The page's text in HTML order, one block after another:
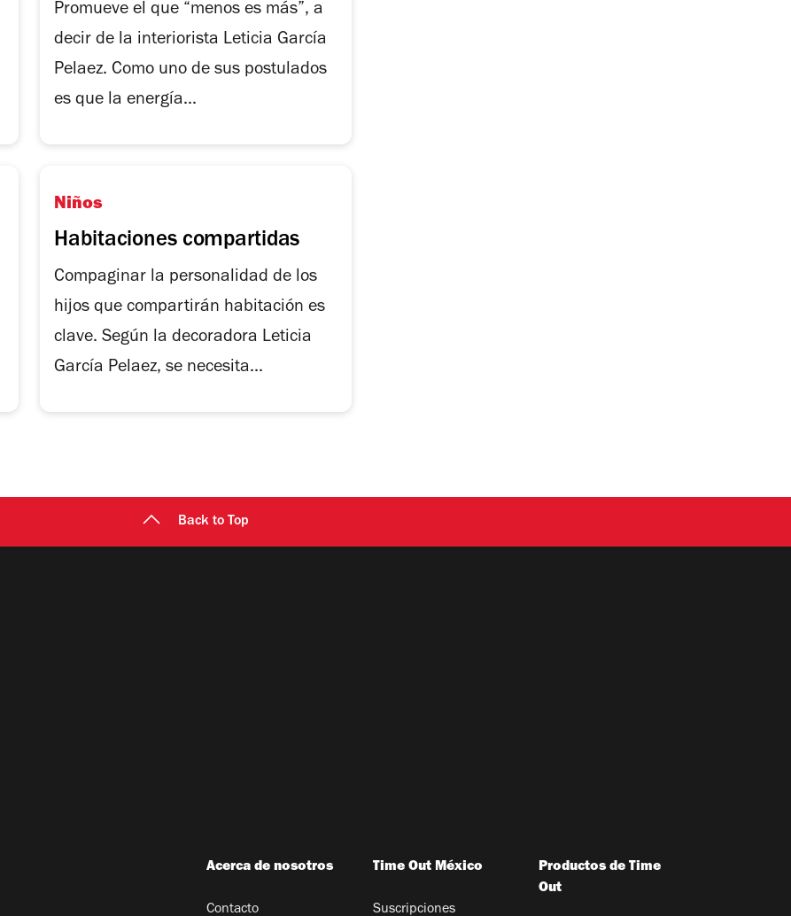
Promueve el que “menos es más”, a
decir de la interiorista Leticia García
Pelaez. Como uno de sus postulados
es que la energía...
Niños
Habitaciones compartidas
Compaginar la personalidad de los
hijos que compartirán habitación es
clave. Según la decoradora Leticia
García Pelaez, se necesita...
Back to Top
Acerca de nosotros
Contacto
Time Out México
Suscripciones
Productos de Time
Out